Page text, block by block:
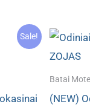
Sale!
Batai
(NEW)